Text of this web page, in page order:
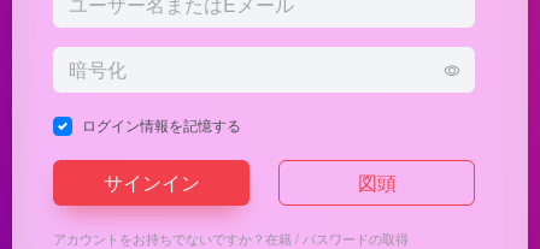
ログイン情報を記憶する
サインイン 図頭
アカウントをお持ちでないですか？在籍 / パスワードの取得